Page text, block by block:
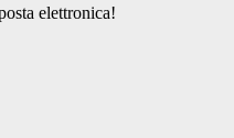
elettronica!